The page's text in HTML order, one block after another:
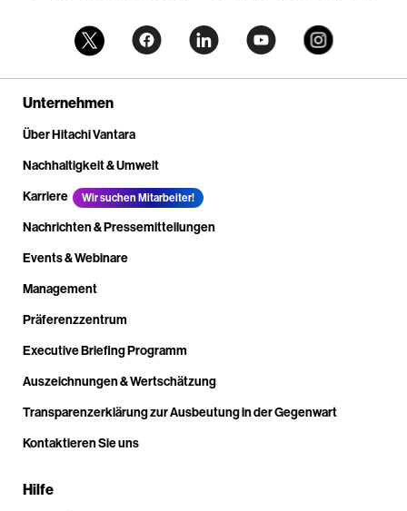
Unternehmen
Über Hitachi Vantara
Nachhaltigkeit & Umwelt
Karriere
Wir suchen Mitarbeiter!
Nachrichten & Pressemitteilungen
Events & Webinare
Management
Präferenzzentrum
Executive Briefing Programm
Auszeichnungen & Wertschätzung
Transparenzerklärung zur Ausbeutung in der Gegenwart
Kontaktieren Sie uns
Hilfe